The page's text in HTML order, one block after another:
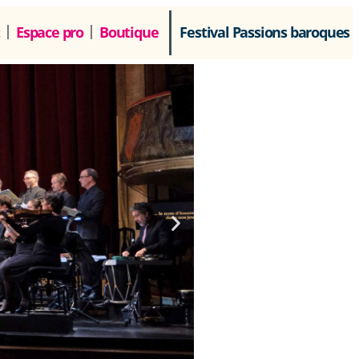
Espace pro Boutique Festival Passions baroques